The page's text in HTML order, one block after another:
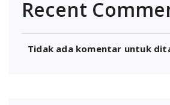
Recent
Tidak ada komentar untuk